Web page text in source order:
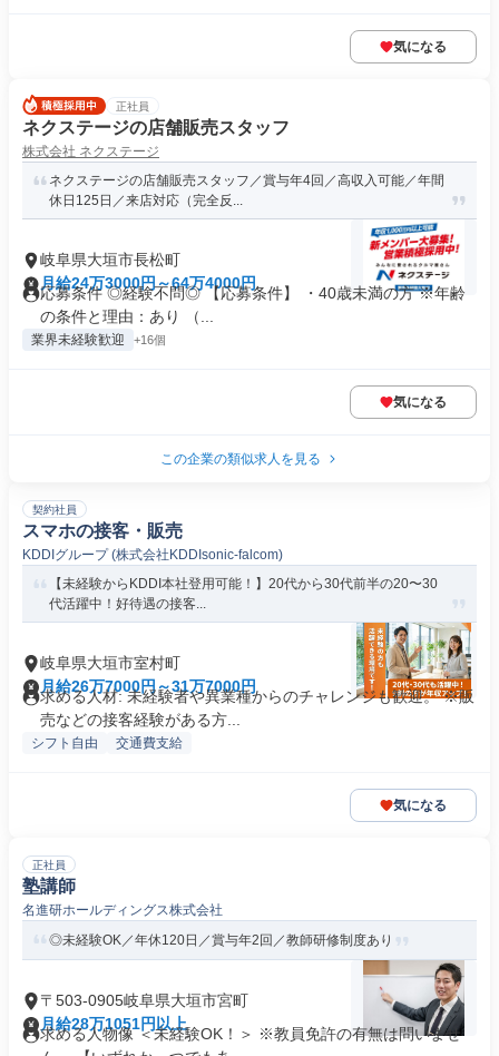
気になる
正社員
ネクステージの店舗販売スタッフ
株式会社 ネクステージ
ネクステージの店舗販売スタッフ／賞与年4回／高収入可能／年間
休日125日／来店対応（完全反...
岐阜県大垣市長松町
月給24万3000円～64万4000円
応募条件 ◎経験不問◎ 【応募条件】 ・40歳未満の方 ※年齢
の条件と理由：あり （...
業界未経験歓迎 +16個
気になる
この企業の類似求人を見る
契約社員
スマホの接客・販売
KDDIグループ (株式会社KDDIsonic-falcom)
【未経験からKDDI本社登用可能！】20代から30代前半の20〜30
代活躍中！好待遇の接客...
岐阜県大垣市室村町
月給26万7000円～31万7000円
求める人材: 未経験者や異業種からのチャレンジも歓迎。 ※販
売などの接客経験がある方...
シフト自由 交通費支給
気になる
正社員
塾講師
名進研ホールディングス株式会社
◎未経験OK／年休120日／賞与年2回／教師研修制度あり
〒503-0905岐阜県大垣市宮町
月給28万1051円以上
求める人物像 ＜未経験OK！＞ ※教員免許の有無は問いませ